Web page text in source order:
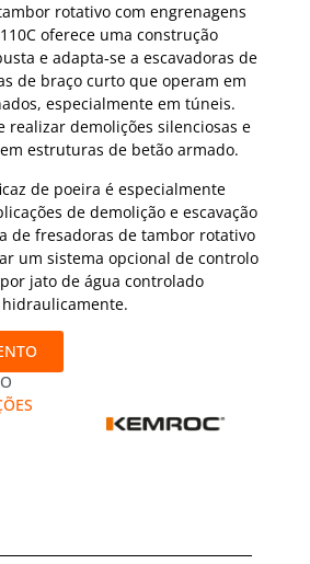
rotativo com engrenagens
oferece uma construção
e adapta‑se a escavadoras de
de braço curto que operam em
especialmente em túneis.
realizar demolições silenciosas e
estruturas de betão armado.
de poeira é especialmente
de demolição e escavação
de fresadoras de tambor rotativo
um sistema opcional de controlo
jato de água controlado
hidraulicamente.